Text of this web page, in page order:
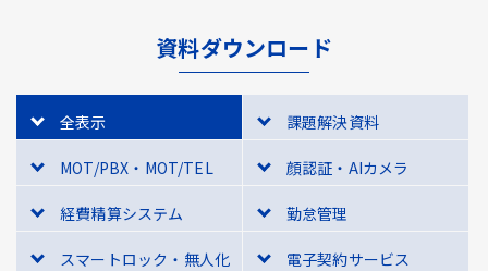
資料ダウンロード
全表示 課題解決資料
MOT/PBX・MOT/TEL 顔認証・AIカメラ
経費精算システム 勤怠管理
スマートロック・無人化 電子契約サービス